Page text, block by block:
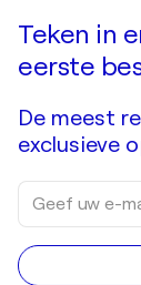
Teken in
eerste
De meest
exclusieve